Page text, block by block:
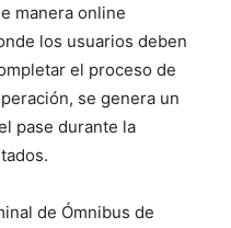
manera online
los usuarios deben
el proceso de
se genera un
pase durante la
de Ómnibus de